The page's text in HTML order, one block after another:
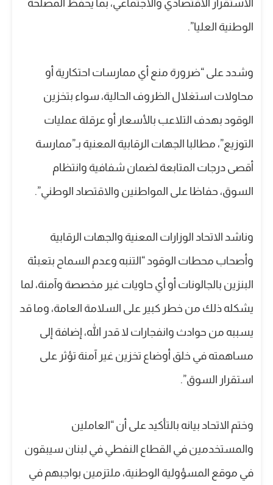
الاستقرار الاقتصادي والاجتماعي، بما يحفظ المصلحة
الوطنية العليا”.
وشدد على “ضرورة منع أي ممارسات احتكارية أو
محاولات استغلال الظروف الحالية، سواء بتخزين
الوقود بهدف التلاعب بالأسعار أو عرقلة عمليات
التوزيع”، مطالبا الجهات الرقابية المعنية بـ”ممارسة
أقصى درجات المتابعة لضمان شفافية وانتظام
السوق، حفاظا على المواطنين والاقتصاد الوطني”.
وناشد الاتحاد الوزارات المعنية والجهات الرقابية
وأصحاب محطات الوقود “التنبه وعدم السماح بتعبئة
البنزين بالجالونات أو أي حاويات غير مخصصة وآمنة، لما
يشكله ذلك من خطر كبير على السلامة العامة، وما قد
يسببه من حوادث وانفجارات لا قدر الله، إضافة إلى
مساهمته في خلق أوضاع تخزين غير آمنة تؤثر على
استقرار السوق”.
وختم الاتحاد بيانه بالتأكيد على أن “العاملين
والمستخدمين في القطاع النفطي في لبنان سيبقون
في موقع المسؤولية الوطنية، ملتزمين بواجبهم في